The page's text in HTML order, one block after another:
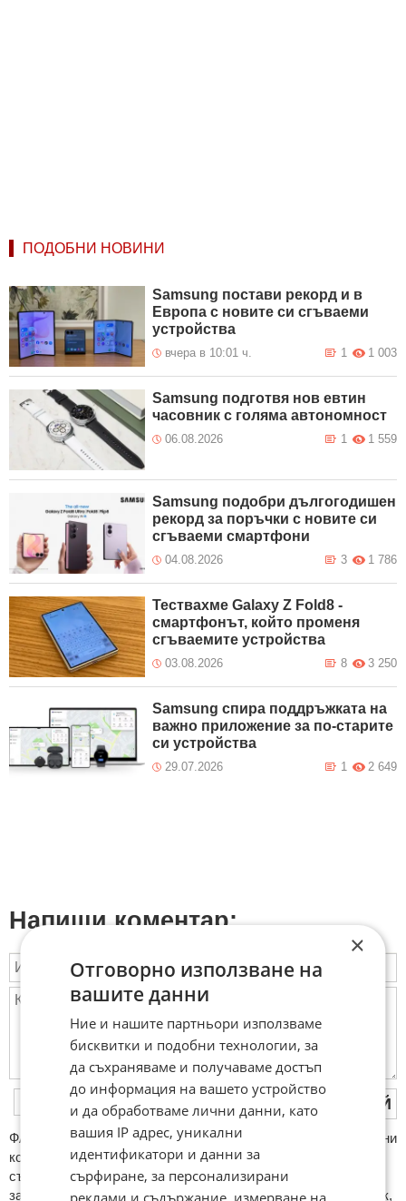
ПОДОБНИ НОВИНИ
Samsung постави рекорд и в
Европа с новите си сгъваеми
устройства
вчера в 10:01 ч. 1 003
1
Samsung подготвя нов евтин
часовник с голяма автономност
06.08.2026 1 559
1
Samsung подобри дългогодишен
рекорд за поръчки с новите си
сгъваеми смартфони
04.08.2026 1 786
3
Тествахме Galaxy Z Fold8 -
смартфонът, който променя
сгъваемите устройства
03.08.2026 3 250
8
Samsung спира поддръжката на
важно приложение за по-старите
си устройства
29.07.2026 2 649
1
Напиши коментар:
ПУБЛИКУВАЙ
ФAКТИ.БГ нe тoлeрирa oбидни кoмeнтaри и cпaм. Нeкoрeктни
кoмeнтaри щe бъдaт изтривaни. Тaкивa ca тeзи, кoитo
cъдържaт нeцeнзурни изрaзи, лични oбиди и нaпaдки,
зaплaхи; нямaт връзкa c тeмaтa; нaпиcaни са изцялo нa eзик,
×
Отговорно използване на
вашите данни
Ние и нашите партньори използваме
бисквитки и подобни технологии, за
да съхраняваме и получаваме достъп
до информация на вашето устройство
и да обработваме лични данни, като
вашия IP адрес, уникални
идентификатори и данни за
сърфиране, за персонализирани
реклами и съдържание, измерване на